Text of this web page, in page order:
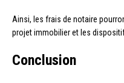
Ainsi, les frais de notaire
projet immobilier et les
Conclusion